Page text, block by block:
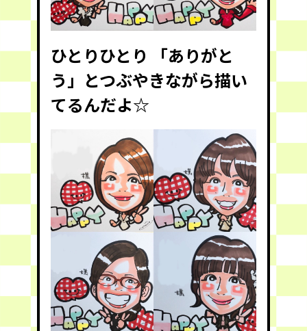
ひとりひとり 「ありがと
う」とつぶやきながら描い
てるんだよ☆